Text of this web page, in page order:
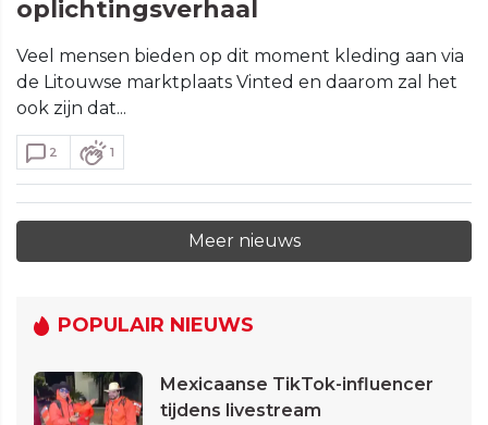
oplichtingsverhaal
Veel mensen bieden op dit moment kleding aan via
de Litouwse marktplaats Vinted en daarom zal het
ook zijn dat...
2 1
Meer nieuws
POPULAIR NIEUWS
Mexicaanse TikTok-influencer
tijdens livestream